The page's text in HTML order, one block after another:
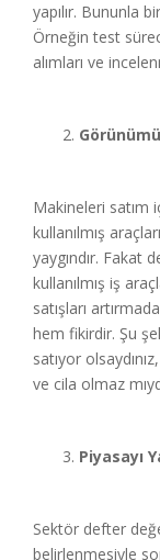
yapılır. Bununla
Örneğin test
alımları ve
Makineleri satım
kullanılmış
yaygındır. Fakat
kullanılmış iş
satışları
hem fikirdir. Şu
satıyor
ve cila olmaz
Piyasayı
Sektör defter
belirlenmesiyle